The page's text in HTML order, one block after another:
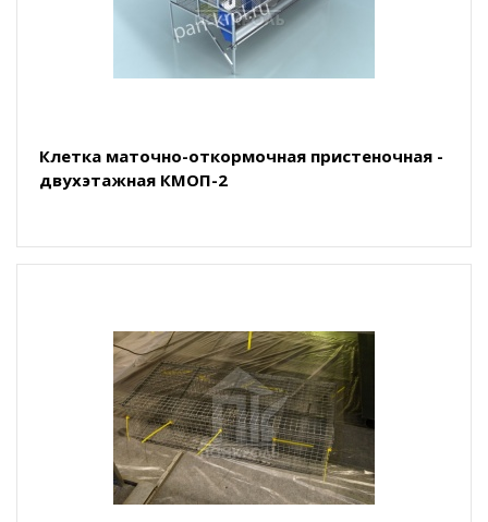
Клетка маточно-откормочная пристеночная -
двухэтажная КМОП-2